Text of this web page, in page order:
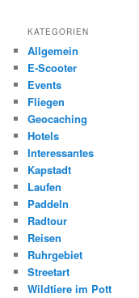
KATEGORIEN
Allgemein
E-Scooter
Events
Fliegen
Geocaching
Hotels
Interessantes
Kapstadt
Laufen
Paddeln
Radtour
Reisen
Ruhrgebiet
Streetart
Wildtiere im Pott